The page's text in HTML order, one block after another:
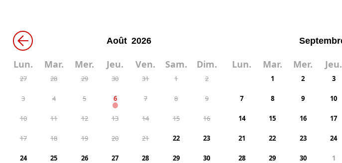
←
Lun. Mar. Mer. Jeu. Ven. Sam. Dim.
27 28 29 30 31 1 2
3 4 5 6 7 8 9
10 11 12 13 14 15 16
17 18 19 20 21 22 23
24 25 26 27 28 29 30
Lun. Mar. Mer. Jeu.
1 2 3
7 8 9 10
14 15 16 17
21 22 23 24
28 29 30 1